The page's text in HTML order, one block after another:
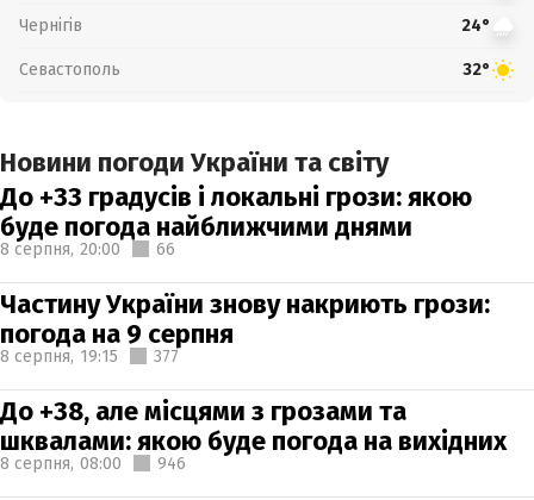
Чернігів 24°
Севастополь 32°
Новини погоди України та світу
До +33 градусів і локальні грози: якою
буде погода найближчими днями
8 серпня, 20:00 66
Частину України знову накриють грози:
погода на 9 серпня
8 серпня, 19:15 377
До +38, але місцями з грозами та
шквалами: якою буде погода на вихідних
8 серпня, 08:00 946